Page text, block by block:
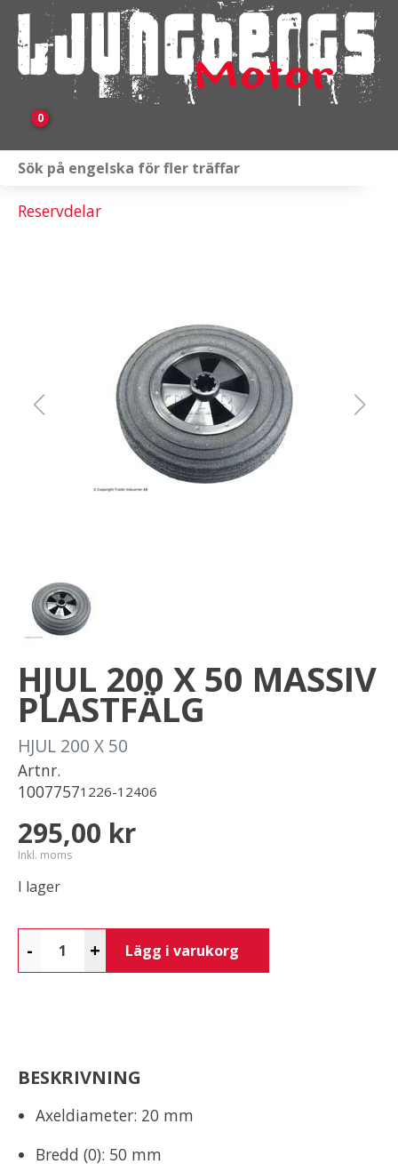
0
Släpvagnar & Skylift
Reservdelar
HJUL 200 X 50 MASSIV
PLASTFÄLG
HJUL 200 X 50
Artnr.
10077571226-12406
295,00 kr
Inkl. moms
I lager
- + Lägg i varukorg
BESKRIVNING
Axeldiameter: 20 mm
Bredd (0): 50 mm